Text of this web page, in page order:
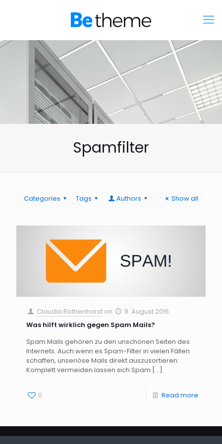
Spamfilter
Categories Tags Authors Show all
Claudia Rothenhorst on
8. August 2016
Was hilft wirklich gegen Spam Mails?
Spam Mails gehören zu den unschönen Seiten des
Internets. Auch wenn es Spam-Filter in vielen Fällen
schaffen, unseriöse Mails direkt auszusortieren:
Komplett vermeiden lassen sich Spam […]
0 Read more